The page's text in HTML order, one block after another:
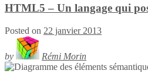
HTML5 – Un langage qui
Posted on 22 janvier 2013
by Rémi Morin